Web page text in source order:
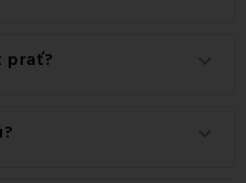
EMI.
prať?
odporúčame tento